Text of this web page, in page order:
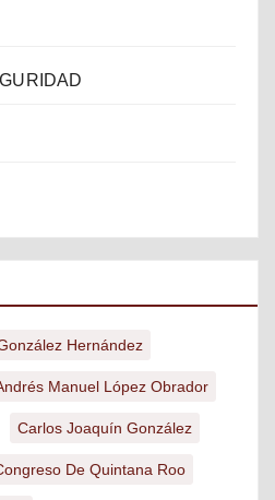
Hernández
Manuel López Obrador
Carlos Joaquín González
De Quintana Roo